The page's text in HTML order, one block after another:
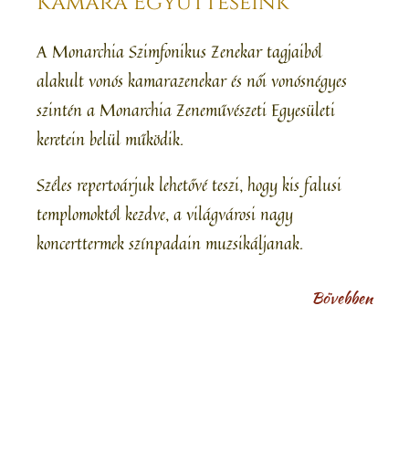
A Monarchia Szimfonikus Zenekar tagjaiból
alakult vonós kamarazenekar és női vonósnégyes
szintén a Monarchia Zeneművészeti Egyesületi
keretein belül működik.
Széles repertoárjuk lehetővé teszi, hogy kis falusi
templomoktól kezdve, a világvárosi nagy
koncerttermek színpadain muzsikáljanak.
Bövebben